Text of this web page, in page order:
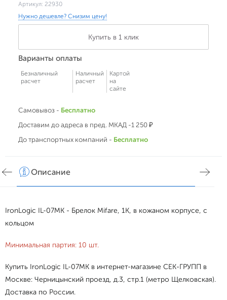
Артикул: 22930
Нужно дешевле? Снизим цену!
Купить в 1 клик
Варианты оплаты
Безналичный
расчет
Наличный
расчет
Картой
на
сайте
Самовывоз - Бесплатно
Доставим до адреса в пред. МКАД -1 250 ₽
До транспортных компаний - Бесплатно
Описание
IronLogic IL-07MK - Брелок Mifare, 1K, в кожаном корпусе, с
кольцом
Минимальная партия: 10 шт.
Купить IronLogic IL-07MK в интернет-магазине СЕК-ГРУПП в
Москве: Черницынский проезд, д.3, стр.1 (метро Щелковская).
Доставка по России.